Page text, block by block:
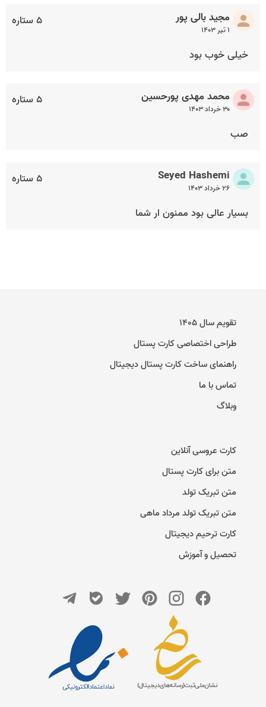
۵ ستاره مجید بالی پور
۱ تیر ۱۴۰۳
خیلی خوب بود
۵ ستاره محمد مهدی پورحسین
۳۰ خرداد ۱۴۰۳
صب
۵ ستاره Seyed Hashemi
۲۶ خرداد ۱۴۰۳
بسیار عالی بود ممنون ار شما
تقویم سال ۱۴۰۵
طراحی اختصاصی کارت پستال
راهنمای ساخت کارت پستال دیجیتال
تماس با ما
وبلاگ
کارت عروسی آنلاین
متن برای کارت پستال
متن تبریک تولد
متن تبریک تولد مرداد ماهی
کارت ترحیم دیجیتال
تحصیل و آموزش